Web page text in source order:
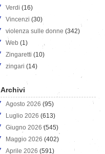
Verdi (16)
Vincenzi (30)
violenza sulle donne (342)
Web (1)
Zingaretti (10)
zingari (14)
Archivi
Agosto 2026 (95)
Luglio 2026 (613)
Giugno 2026 (545)
Maggio 2026 (402)
Aprile 2026 (591)